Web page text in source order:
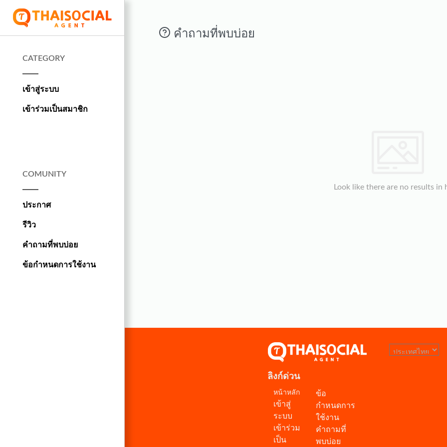
CATEGORY
เข้าสู่ระบบ
เข้าร่วมเป็นสมาชิก
COMUNITY
ประกาศ
รีวิว
คำถามที่พบบ่อย
ข้อกำหนดการใช้งาน
คำถามที่พบบ่อย
Look like there are no results in
ลิงก์ด่วน
หน้าหลัก
เข้าสู่
ระบบ
เข้าร่วม
เป็น
ข้อ
กำหนดการ
ใช้งาน
คำถามที่
พบบ่อย